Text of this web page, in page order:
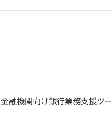
金融機関向け銀行業務支援ツー